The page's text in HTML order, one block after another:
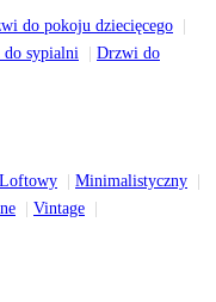
do pokoju dziecięcego
sypialni
Drzwi do
Loftowy
Minimalistyczny
Vintage